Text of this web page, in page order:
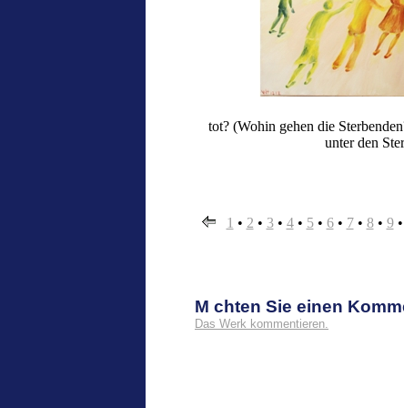
tot? (Wohin gehen die
unter den
1 • 2 • 3• 4• 5• 6• 7• 8• 9•
M chten Sie einen
Das Werk kommentieren.